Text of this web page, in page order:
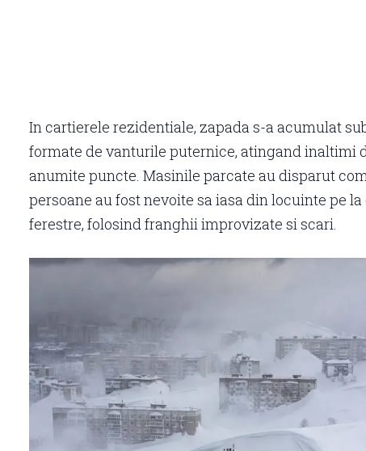
In cartierele rezidentiale, zapada s-a acumulat
formate de vanturile puternice, atingand inaltimi
anumite puncte. Masinile parcate au disparut
persoane au fost nevoite sa iasa din locuinte pe
ferestre, folosind franghii improvizate si scari.